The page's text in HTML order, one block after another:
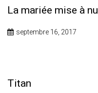
La mariée mise à nu
septembre 16, 2017
Titan